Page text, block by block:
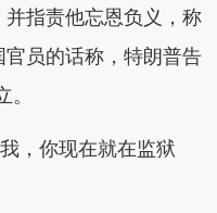
并指责他忘恩负义，称
官员的话称，特朗普告
，你现在就在监狱